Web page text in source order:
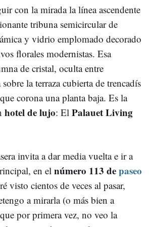
con la mirada la línea ascendente
tribuna semicircular de
y vidrio emplomado decorado
florales modernistas. Esa
de cristal, oculta entre
sobre la terraza cubierta de trencadís
corona una planta baja. Es la
hotel de lujo: El Palauet Living
invita a dar media vuelta e ir a
en el número 113 depaseo
visto cientos de veces al pasar,
a mirarla (o más bien a
por primera vez, no veo la